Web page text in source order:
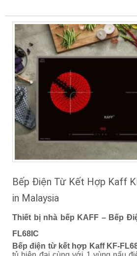
Bếp Điện Từ Kết Hợp Kaff
in Malaysia
Thiết bị nhà bếp KAFF – Bếp
FL68IC
Bếp điện từ kết hợp Kaff KF-